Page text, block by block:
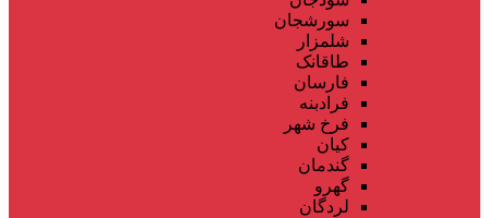
سورشجان
شلمزار
طاقانک
فارسان
فرادبنه
فرخ شهر
کیان
گندمان
گهرو
لردگان